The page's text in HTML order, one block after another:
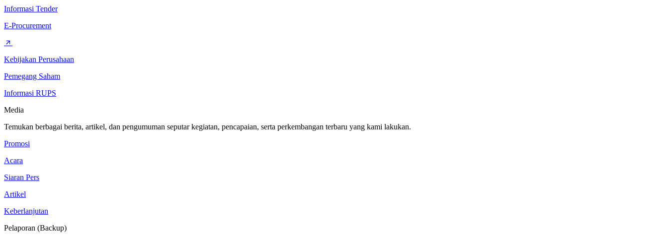
Informasi Tender
E-Procurement
Kebijakan Perusahaan
Pemegang Saham
Informasi RUPS
Media
Temukan berbagai berita, artikel, dan pengumuman seputar kegiatan, pencapaian, serta perkembangan terbaru yang kami lakukan.
Promosi
Acara
Siaran Pers
Artikel
Keberlanjutan
Pelaporan (Backup)